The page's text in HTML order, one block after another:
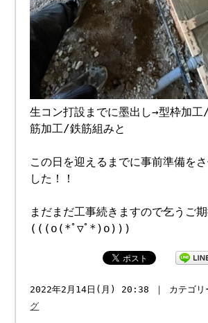
生コン打設までに墨出し→型枠加
筋加工/鉄筋組みと
この日を迎えるまでに事前準備を
した！！
まだまだ工事続きますので乞うご
(((o(*ﾟ▽ﾟ*)o)))
2022年2月14日(月) 20:38 ｜ カテゴリ
グ